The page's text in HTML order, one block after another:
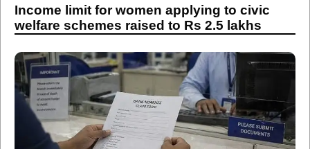
Income limit for women applying to civic
welfare schemes raised to Rs 2.5 lakhs